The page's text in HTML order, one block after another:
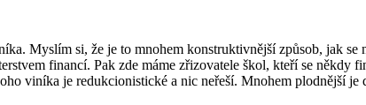
Myslím si, že je to mnohem konstruktivnější způsob, jak
financí. Pak zde máme zřizovatele škol, kteří se
viníka je redukcionistické a nic neřeší. Mnohem plodnější je